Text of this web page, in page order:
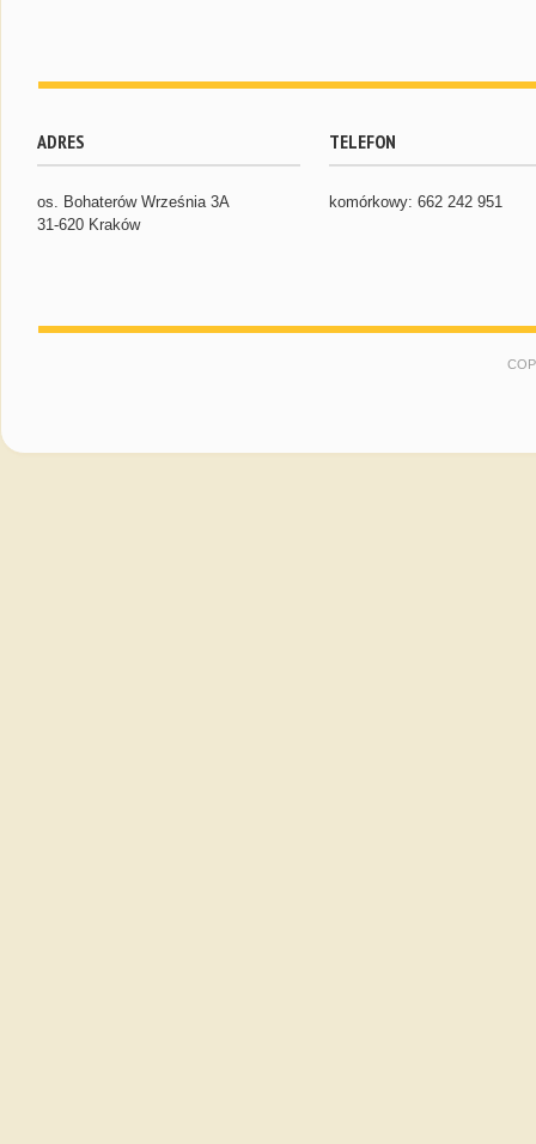
ADRES
os. Bohaterów Września 3A
31-620 Kraków
TELEFON
komórkowy: 662 242 951